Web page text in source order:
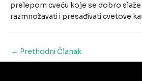
prelepom cveću koje se dobro slaže
razmnožavati i presađivati cvetove
Post
navigation
← Prethodni Članak